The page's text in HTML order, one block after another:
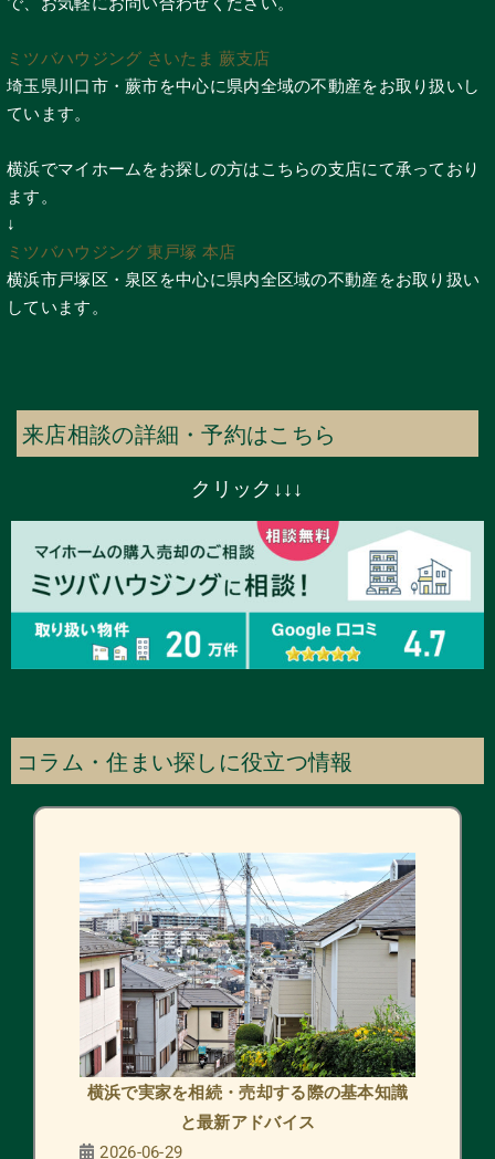
ミツバハウジング さいたま 蕨支店
埼玉県川口市・蕨市を中心に県内全域の不動産をお取り扱いし
ています。
横浜でマイホームをお探しの方はこちらの支店にて承っており
ます。
↓
ミツバハウジング 東戸塚 本店
横浜市戸塚区・泉区を中心に県内全区域の不動産をお取り扱い
しています。
来店相談の詳細・予約はこちら
クリック↓↓↓
コラム・住まい探しに役立つ情報
横浜で実家を相続・売却する際の基本知識
と最新アドバイス
2026-06-29